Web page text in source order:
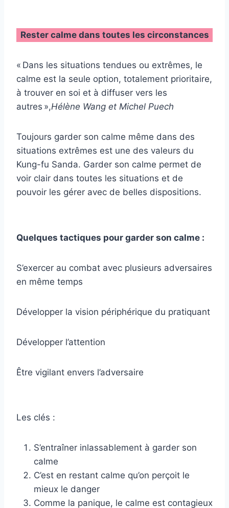
Rester calme dans toutes les circonstances
« Dans les situations tendues ou extrêmes, le
calme est la seule option, totalement prioritaire,
à trouver en soi et à diffuser vers les
autres »,Hélène Wang et Michel Puech
Toujours garder son calme même dans des
situations extrêmes est une des valeurs du
Kung-fu Sanda. Garder son calme permet de
voir clair dans toutes les situations et de
pouvoir les gérer avec de belles dispositions.
Quelques tactiques pour garder son calme :
S’exercer au combat avec plusieurs adversaires
en même temps
Développer la vision périphérique du pratiquant
Développer l’attention
Être vigilant envers l’adversaire
Les clés :
S’entraîner inlassablement à garder son
calme
C’est en restant calme qu’on perçoit le
mieux le danger
Comme la panique, le calme est contagieux